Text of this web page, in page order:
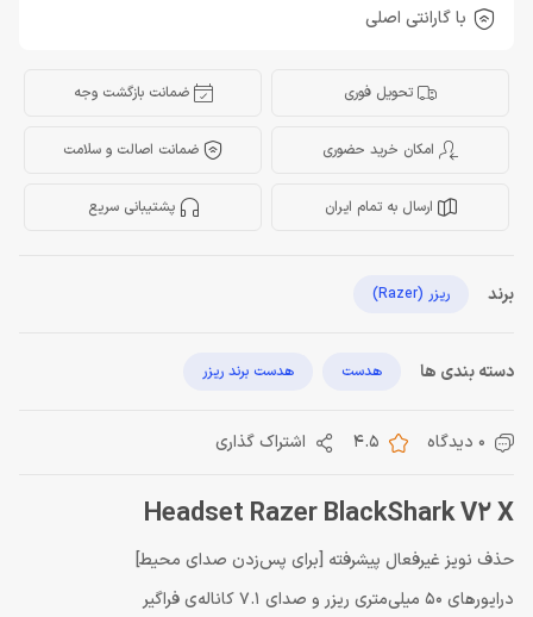
با گارانتی اصلی
تحویل فوری ضمانت بازگشت وجه
امکان خرید حضوری ضمانت اصالت و سلامت
ارسال به تمام ایران پشتیبانی سریع
برند ریزر (Razer)
دسته بندی ها هدست هدست برند ریزر
0 دیدگاه 4.5 اشتراک گذاری
Headset Razer BlackShark V2 X
حذف نویز غیرفعال پیشرفته [برای پس‌زدن صدای محیط]
درایورهای 50 میلی‌متری ریزر و صدای 7.1 کاناله‌ی فراگیر